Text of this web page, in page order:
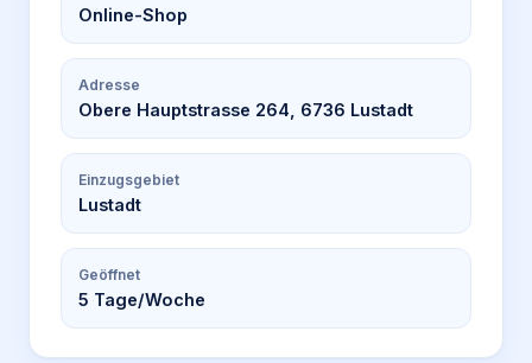
Online-Shop
Adresse
Obere Hauptstrasse 264, 6736 Lustadt
Einzugsgebiet
Lustadt
Geöffnet
5 Tage/Woche